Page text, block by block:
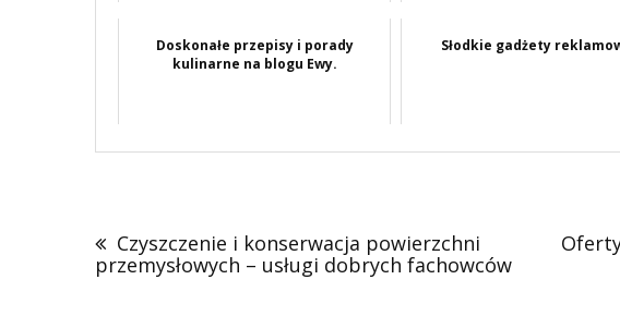
Doskonałe przepisy i porady
kulinarne na blogu Ewy.
Słodkie gadżety
wpisu
Czyszczenie i konserwacja powierzchni
przemysłowych – usługi dobrych fachowców